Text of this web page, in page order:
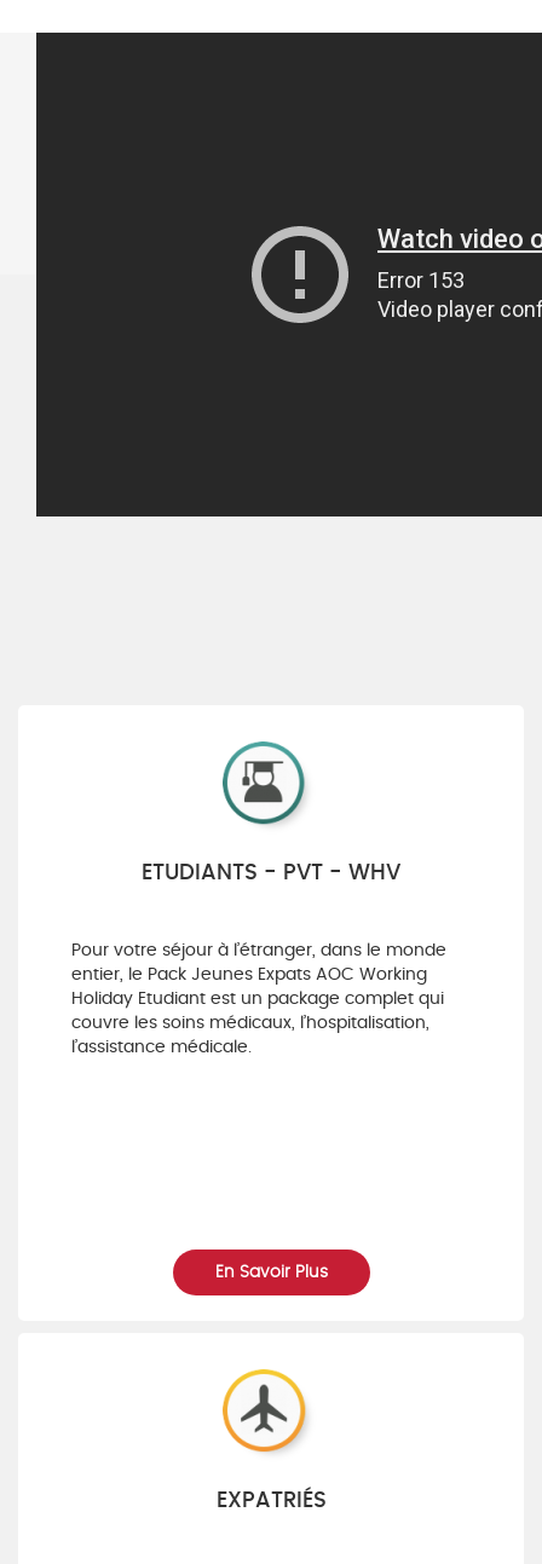
ETUDIANTS - PVT - WHV
Pour votre séjour à l’étranger, dans le monde
entier, le Pack Jeunes Expats AOC Working
Holiday Etudiant est un package complet qui
couvre les soins médicaux, l’hospitalisation,
l’assistance médicale.
En Savoir Plus
EXPATRIÉS